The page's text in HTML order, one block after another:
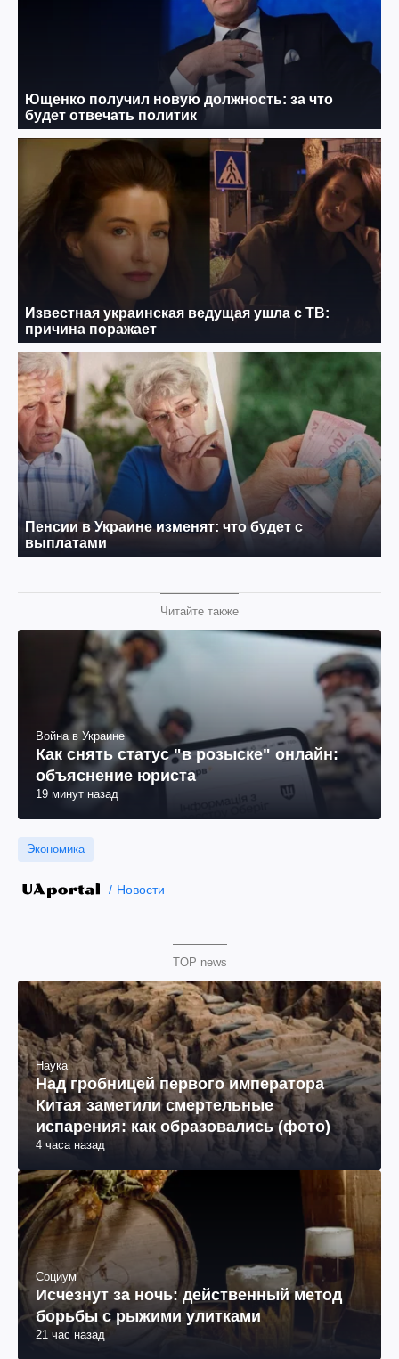
Читайте также
Война в Украине
Как снять статус "в розыске" онлайн:
объяснение юриста
19 минут назад
Экономика
Новости
TOP news
Наука
Над гробницей первого императора
Китая заметили смертельные
испарения: как образовались (фото)
4 часа назад
Социум
Исчезнут за ночь: действенный метод
борьбы с рыжими улитками
21 час назад